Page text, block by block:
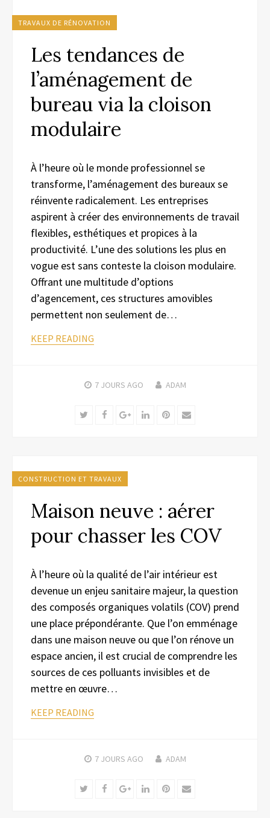
TRAVAUX DE RÉNOVATION
Les tendances de
l’aménagement de
bureau via la cloison
modulaire
À l’heure où le monde professionnel se
transforme, l’aménagement des bureaux se
réinvente radicalement. Les entreprises
aspirent à créer des environnements de travail
flexibles, esthétiques et propices à la
productivité. L’une des solutions les plus en
vogue est sans conteste la cloison modulaire.
Offrant une multitude d’options
d’agencement, ces structures amovibles
permettent non seulement de…
KEEP READING
7 JOURS AGO ADAM
TwitterFacebookGoogle+LinkedInPinterest
Email
CONSTRUCTION ET TRAVAUX
Maison neuve : aérer
pour chasser les COV
À l’heure où la qualité de l’air intérieur est
devenue un enjeu sanitaire majeur, la question
des composés organiques volatils (COV) prend
une place prépondérante. Que l’on emménage
dans une maison neuve ou que l’on rénove un
espace ancien, il est crucial de comprendre les
sources de ces polluants invisibles et de
mettre en œuvre…
KEEP READING
7 JOURS AGO ADAM
TwitterFacebookGoogle+LinkedInPinterest
Email